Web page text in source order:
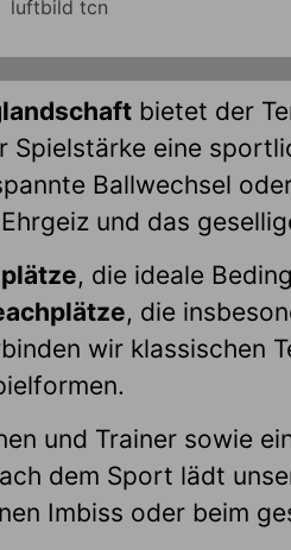
bietet der
eine
Ballwechsel
und das
, die ideale
, die
wir klassischen
und Trainer sowie
dem Sport lädt
Imbiss oder beim